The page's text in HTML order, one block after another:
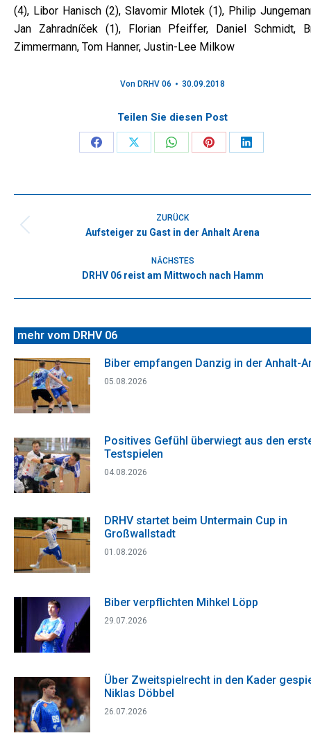
(4), Libor Hanisch (2), Slavomir Mlotek (1), Philip
Jan Zahradníček (1), Florian Pfeiffer, Daniel Schmidt,
Zimmermann, Tom Hanner, Justin-Lee Milkow
Von DRHV 06 30.09.2018
Teilen Sie diesen Post
Share
Facebook
Share
X
Share
WhatsApp
Share
Pinterest
Share
LinkedIn
ZURÜCK
Vorheriger
Aufsteiger zu Gast in der Anhalt Arena
NÄCHSTES
Nächster
DRHV 06 reist am Mittwoch nach Hamm
mehr vom DRHV 06
Biber empfangen Danzig in der Anhalt-
05.08.2026
Positives Gefühl überwiegt aus den
Testspielen
04.08.2026
DRHV startet beim Untermain Cup in
Großwallstadt
01.08.2026
Biber verpflichten Mihkel Löpp
29.07.2026
Über Zweitspielrecht in den Kader
Niklas Döbbel
26.07.2026